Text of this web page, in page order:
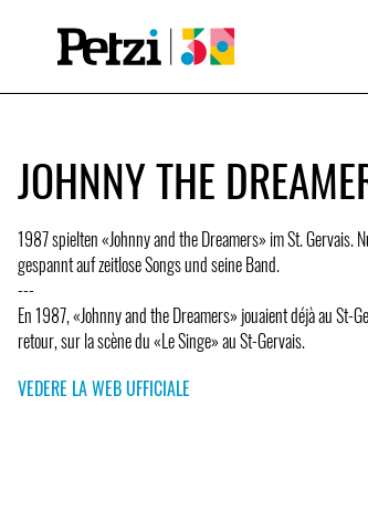
JOHNNY THE
1987 spielten «Johnny and the Dreamers» im St. Gervais.
gespannt auf zeitlose Songs und seine Band.
---
En 1987, «Johnny and the Dreamers» jouaient déjà au St-
retour, sur la scène du «Le Singe» au St-Gervais.
VEDERE LA WEB UFFICIALE